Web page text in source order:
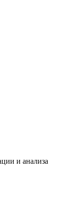
и анализа